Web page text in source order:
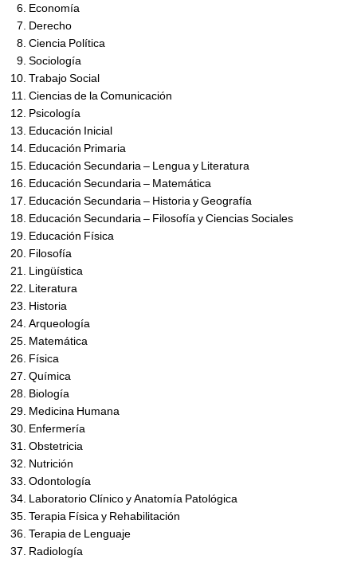
Economía
Derecho
Ciencia Política
Sociología
Trabajo Social
Ciencias de la Comunicación
Psicología
Educación Inicial
Educación Primaria
Educación Secundaria – Lengua y Literatura
Educación Secundaria – Matemática
Educación Secundaria – Historia y Geografía
Educación Secundaria – Filosofía y Ciencias Sociales
Educación Física
Filosofía
Lingüística
Literatura
Historia
Arqueología
Matemática
Física
Química
Biología
Medicina Humana
Enfermería
Obstetricia
Nutrición
Odontología
Laboratorio Clínico y Anatomía Patológica
Terapia Física y Rehabilitación
Terapia de Lenguaje
Radiología